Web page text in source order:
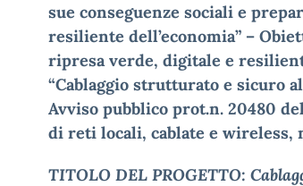
sue conseguenze sociali e
resiliente dell’economia” –
ripresa verde, digitale e
“Cablaggio strutturato e sicuro
Avviso pubblico prot.n. 20480
di reti locali, cablate e wireless,
TITOLO DEL PROGETTO: